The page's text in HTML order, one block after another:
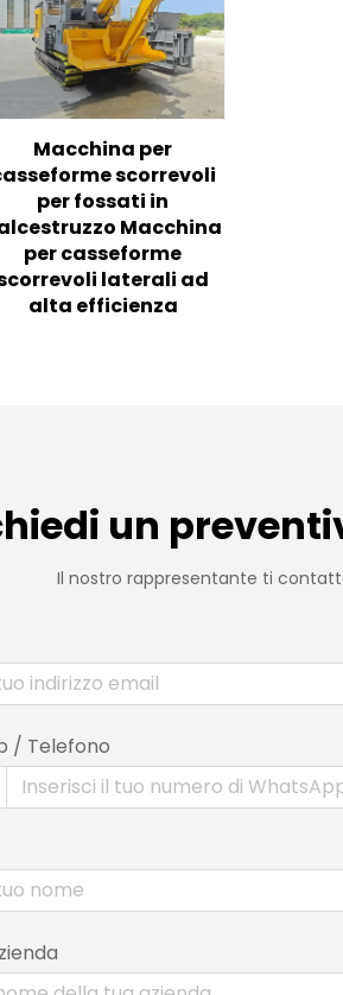
Macchina per
scorrevoli
per fossati in
Macchina
per casseforme
laterali ad
alta efficienza
un
Il nostro rappresentante ti
/ Telefono